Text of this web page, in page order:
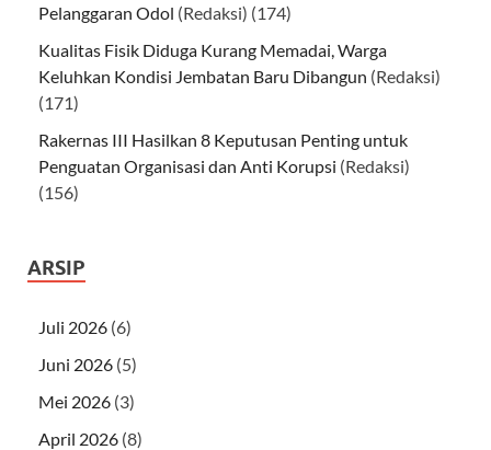
Pelanggaran Odol (Redaksi) (174)
Kualitas Fisik Diduga Kurang Memadai, Warga
Keluhkan Kondisi Jembatan Baru Dibangun (Redaksi)
(171)
Rakernas III Hasilkan 8 Keputusan Penting untuk
Penguatan Organisasi dan Anti Korupsi (Redaksi)
(156)
ARSIP
Juli 2026 (6)
Juni 2026 (5)
Mei 2026 (3)
April 2026 (8)